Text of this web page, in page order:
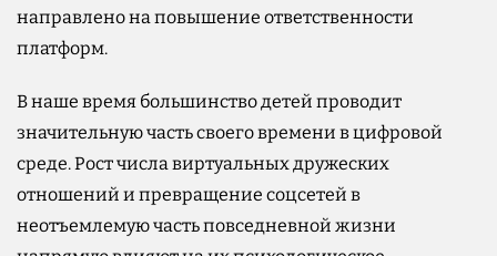
направлено на повышение ответственности
платформ.
В наше время большинство детей проводит
значительную часть своего времени в цифровой
среде. Рост числа виртуальных дружеских
отношений и превращение соцсетей в
неотъемлемую часть повседневной жизни